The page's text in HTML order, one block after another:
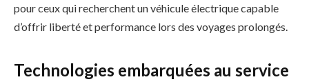
pour ceux qui recherchent un véhicule électrique capable
d’offrir liberté et performance lors des voyages prolongés.
Technologies embarquées au service